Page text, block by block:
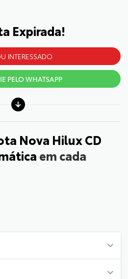
Expirada!
INTERESSADO
PELO WHATSAPP
Nova Hilux CD
em cada